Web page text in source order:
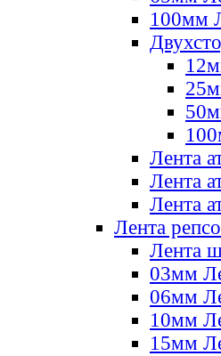
100мм
Лента
Лента
Лента
Лента
Лента
03мм
06мм
10мм
15мм